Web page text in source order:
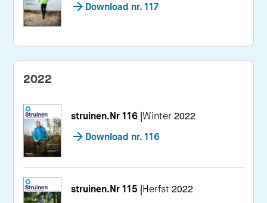
Download nr. 117
2022
struinen.Nr 116 |Winter 2022
Download nr. 116
struinen.Nr 115 |Herfst 2022